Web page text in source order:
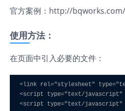
官方案例： http://
使用方法：
在页面中引入必要的文件：
<link rel="stylesheet"
<script type="text/javascript"